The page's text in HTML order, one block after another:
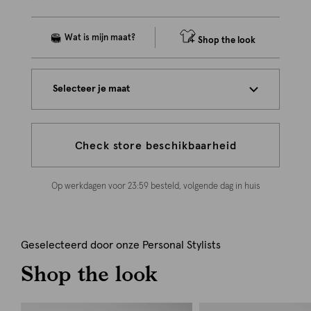
Shop the look
Selecteer je maat
Check store beschikbaarheid
Op werkdagen voor 23:59 besteld, volgende dag in huis
Geselecteerd door onze Personal Stylists
Shop the look